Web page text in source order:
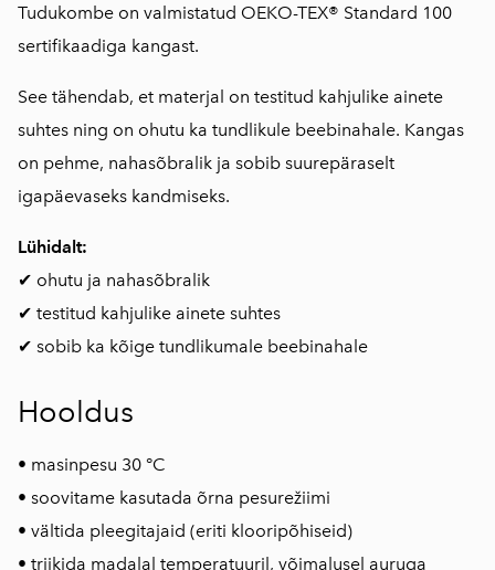
Tudukombe on valmistatud OEKO-TEX® Standard 100
sertifikaadiga kangast.
See tähendab, et materjal on testitud kahjulike ainete
suhtes ning on ohutu ka tundlikule beebinahale. Kangas
on pehme, nahasõbralik ja sobib suurepäraselt
igapäevaseks kandmiseks.
Lühidalt:
✔ ohutu ja nahasõbralik
✔ testitud kahjulike ainete suhtes
✔ sobib ka kõige tundlikumale beebinahale
Hooldus
• masinpesu 30 °C
• soovitame kasutada õrna pesurežiimi
• vältida pleegitajaid (eriti klooripõhiseid)
• triikida madalal temperatuuril, võimalusel auruga